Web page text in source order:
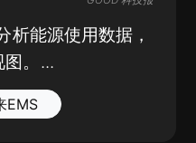
析能源使用数据，
图。...
EMS